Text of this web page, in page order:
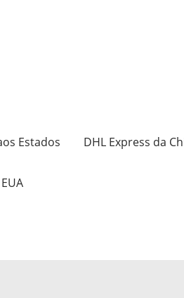
Estados
DHL Express da